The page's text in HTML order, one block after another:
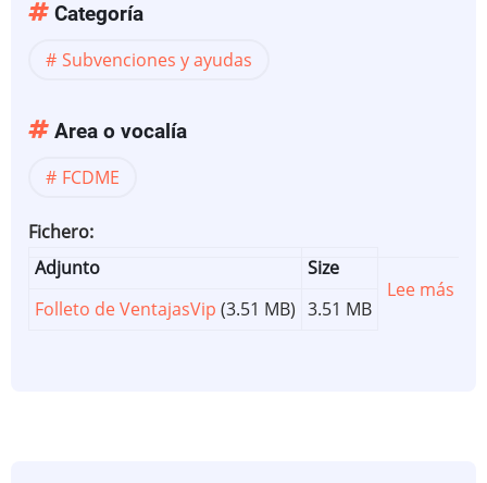
Categoría
Subvenciones y ayudas
Area o vocalía
FCDME
Fichero
Adjunto
Size
Folleto de VentajasVip (3.51 MB) 3.51 MB
Lee más